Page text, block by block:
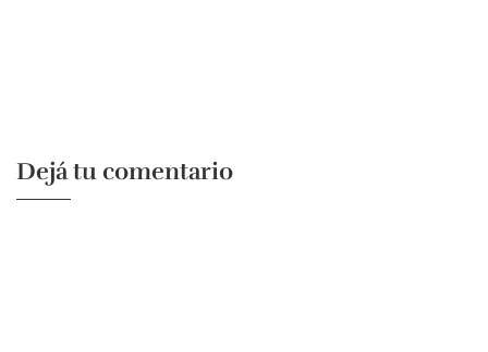
Dejá tu comentario